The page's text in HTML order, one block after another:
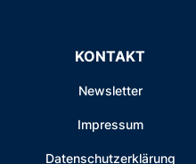
KONTAKT
Newsletter
Impressum
Datenschutzerklärung